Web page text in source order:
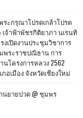
ระกรุณาโปรดเกล้าโปรด
จ้าฟ้าพัชรกิติยาภา นเรนทิ
เปิดงานประชุมวิชาการ
พระราชปณิธาน การ
โครงการหลวง 2562
เมือง จังหวัดเชียงใหม่
ยายปวด @ ชุมพร